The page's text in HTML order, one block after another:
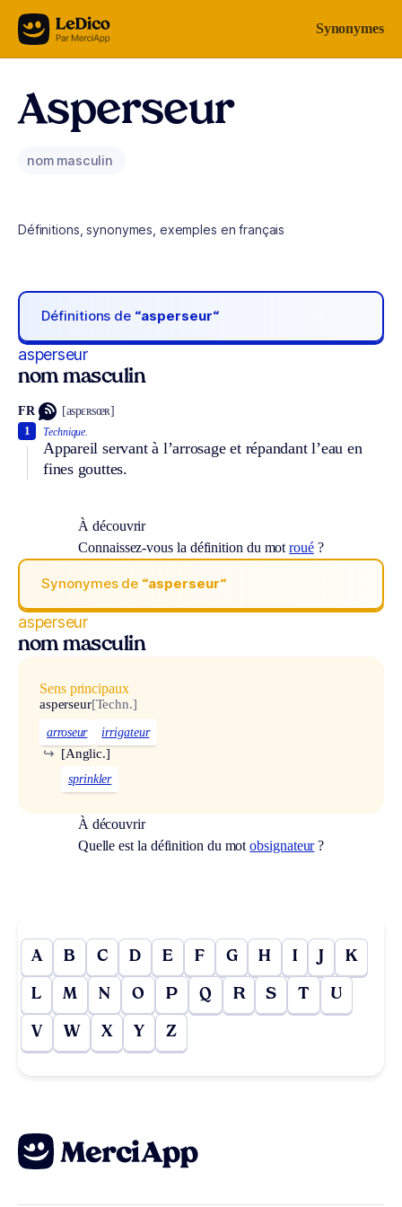
Aller au contenu Synonymes
Asperseur
nom masculin
Définitions, synonymes, exemples en français
Définitions de “asperseur“
asperseur
nom masculin
FR [aspɛʀsœʀ]
Technique.
Appareil servant à l’arrosage et répandant l’eau en
fines gouttes.
1
À découvrir
Connaissez-vous la définition du motroué?
Synonymes de “asperseur“
asperseur
nom masculin
Sens principaux
asperseur[Techn.]
arroseur irrigateur
[Anglic.]
↪
sprinkler
À découvrir
Quelle est la définition du motobsignateur?
A B C D E F G H I J K
L M N O P Q R S T U
V W X Y Z